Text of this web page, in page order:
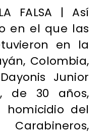
FALSA | Así
en el que las
en la
Colombia,
Junior
de 30 años,
homicidio del